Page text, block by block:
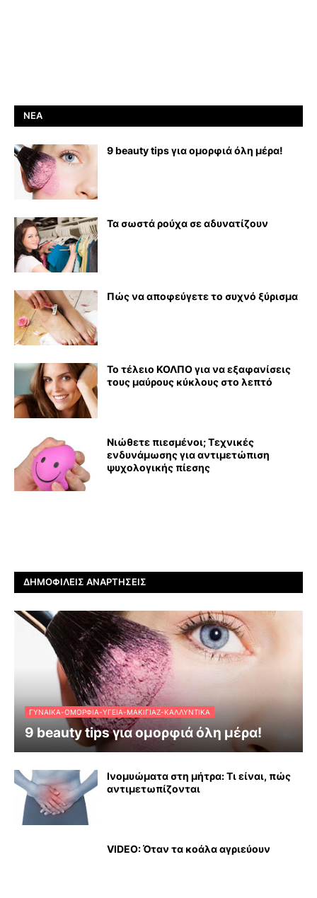
ΝΈΑ
9 beauty tips για ομορφιά όλη μέρα!
Τα σωστά ρούχα σε αδυνατίζουν
Πώς να αποφεύγετε το συχνό ξύρισμα
Το τέλειο ΚΟΛΠΟ για να εξαφανίσεις
τους μαύρους κύκλους στο λεπτό
Νιώθετε πιεσμένοι; Τεχνικές
ενδυνάμωσης για αντιμετώπιση
ψυχολογικής πίεσης
ΔΗΜΟΦΙΛΕΊΣ ΑΝΑΡΤΉΣΕΙΣ
ΓΥΝΑΊΚΑ-ΟΜΟΡΦΙΆ-ΥΓΕΊΑ-ΜΑΚΙΓΙΆΖ-ΚΑΛΛΥΝΤΙΚΆ
9 beauty tips για ομορφιά όλη μέρα!
Ινομυώματα στη μήτρα: Τι είναι, πώς
αντιμετωπίζονται
VIDEO: Όταν τα κοάλα αγριεύουν